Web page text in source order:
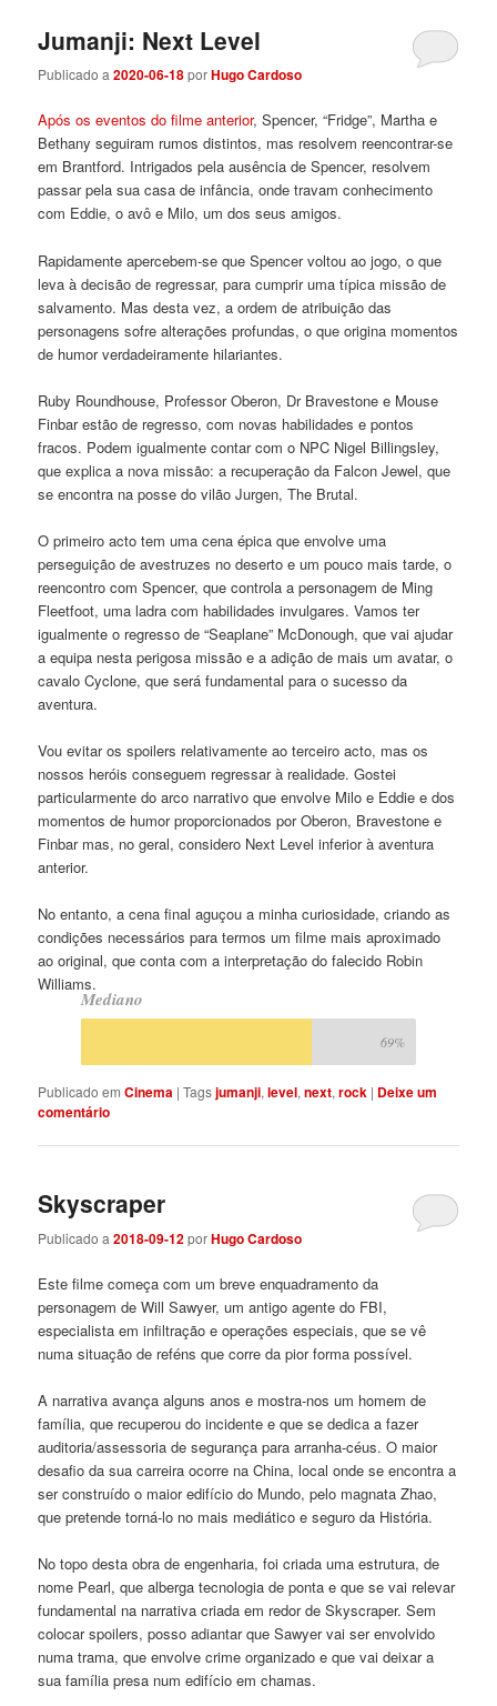
Jumanji: Next Level
Publicado a2020-06-18porHugo Cardoso
Após os eventos do filme anterior, Spencer, “Fridge”, Martha e
Bethany seguiram rumos distintos, mas resolvem reencontrar-se
em Brantford. Intrigados pela ausência de Spencer, resolvem
passar pela sua casa de infância, onde travam conhecimento
com Eddie, o avô e Milo, um dos seus amigos.
Rapidamente apercebem-se que Spencer voltou ao jogo, o que
leva à decisão de regressar, para cumprir uma típica missão de
salvamento. Mas desta vez, a ordem de atribuição das
personagens sofre alterações profundas, o que origina momentos
de humor verdadeiramente hilariantes.
Ruby Roundhouse, Professor Oberon, Dr Bravestone e Mouse
Finbar estão de regresso, com novas habilidades e pontos
fracos. Podem igualmente contar com o NPC Nigel Billingsley,
que explica a nova missão: a recuperação da Falcon Jewel, que
se encontra na posse do vilão Jurgen, The Brutal.
O primeiro acto tem uma cena épica que envolve uma
perseguição de avestruzes no deserto e um pouco mais tarde, o
reencontro com Spencer, que controla a personagem de Ming
Fleetfoot, uma ladra com habilidades invulgares. Vamos ter
igualmente o regresso de “Seaplane” McDonough, que vai ajudar
a equipa nesta perigosa missão e a adição de mais um avatar, o
cavalo Cyclone, que será fundamental para o sucesso da
aventura.
Vou evitar os spoilers relativamente ao terceiro acto, mas os
nossos heróis conseguem regressar à realidade. Gostei
particularmente do arco narrativo que envolve Milo e Eddie e dos
momentos de humor proporcionados por Oberon, Bravestone e
Finbar mas, no geral, considero Next Level inferior à aventura
anterior.
No entanto, a cena final aguçou a minha curiosidade, criando as
condições necessários para termos um filme mais aproximado
ao original, que conta com a interpretação do falecido Robin
Williams.
Mediano
69%
Publicado em Cinema |Tagsjumanji,level,next,rock | Deixe um
comentário
Skyscraper
Publicado a2018-09-12porHugo Cardoso
Este filme começa com um breve enquadramento da
personagem de Will Sawyer, um antigo agente do FBI,
especialista em infiltração e operações especiais, que se vê
numa situação de reféns que corre da pior forma possível.
A narrativa avança alguns anos e mostra-nos um homem de
família, que recuperou do incidente e que se dedica a fazer
auditoria/assessoria de segurança para arranha-céus. O maior
desafio da sua carreira ocorre na China, local onde se encontra a
ser construído o maior edifício do Mundo, pelo magnata Zhao,
que pretende torná-lo no mais mediático e seguro da História.
No topo desta obra de engenharia, foi criada uma estrutura, de
nome Pearl, que alberga tecnologia de ponta e que se vai relevar
fundamental na narrativa criada em redor de Skyscraper. Sem
colocar spoilers, posso adiantar que Sawyer vai ser envolvido
numa trama, que envolve crime organizado e que vai deixar a
sua família presa num edifício em chamas.